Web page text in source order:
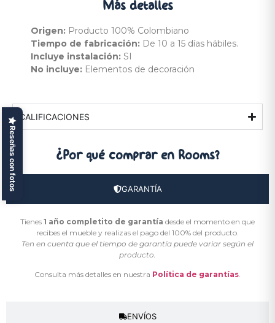
Más detalles
Origen: Producto 100% Colombiano
Tiempo de fabricación: De 10 a 15 días hábiles.
Incluye instalación: SI
No incluye: Elementos de decoración
CALIFICACIONES
¿Por qué comprar en Rooms?
GARANTÍA
ENVÍOS
Tienes 1 año completito de garantía desde el momento en que
recibes el mueble y realizas el pago del 100% del producto.
Ten en cuenta que el tiempo de garantía puede variar según el
producto.
Consulta más detalles en nuestra Política de garantías.
Reseñas con fotos